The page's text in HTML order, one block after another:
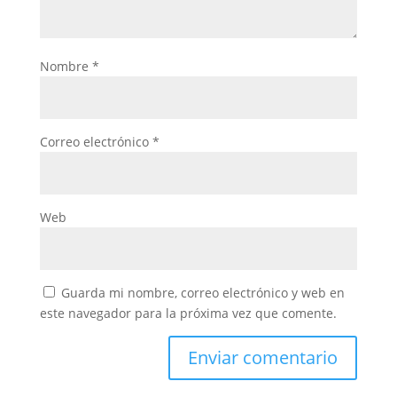
Nombre *
Correo electrónico *
Web
Guarda mi nombre, correo electrónico y web en
este navegador para la próxima vez que comente.